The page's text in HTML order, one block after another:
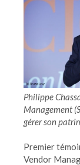
Philippe
Management
gérer son
Premier
Vendor